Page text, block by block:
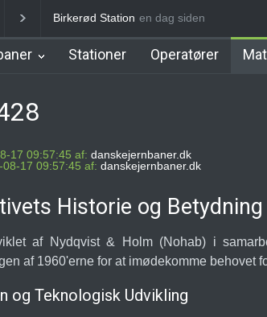
Birkerød Station Allerød Station
en dag siden
Stationer Operatører
17 09:57:45 af: danskejernbaner.dk
17 09:57:45 af: danskejernbaner.dk
Historie og Betydning
af Nydqvist & Holm (Nohab) i
af 1960'erne for at imødekomme
og Teknologisk Udvikling